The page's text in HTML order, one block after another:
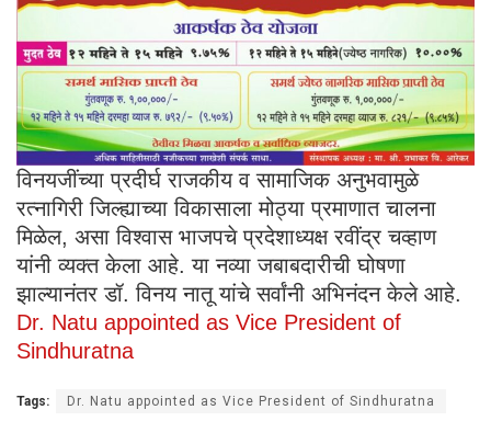
विनयजींच्या प्रदीर्घ राजकीय व सामाजिक अनुभवामुळे
रत्नागिरी जिल्ह्याच्या विकासाला मोठ्या प्रमाणात चालना
मिळेल, असा विश्वास भाजपचे प्रदेशाध्यक्ष रवींद्र चव्हाण
यांनी व्यक्त केला आहे. या नव्या जबाबदारीची घोषणा
झाल्यानंतर डॉ. विनय नातू यांचे सर्वांनी अभिनंदन केले आहे.
Dr. Natu appointed as Vice President of
Sindhuratna
Tags: Dr. Natu appointed as Vice President of Sindhuratna